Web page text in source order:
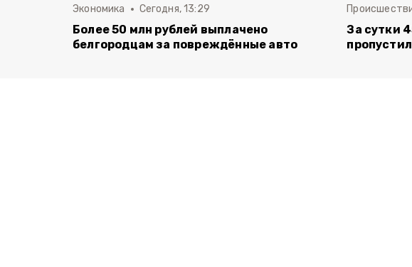
Экономика Сегодня, 13:29
Более 50 млн рублей выплачено
белгородцам за повреждённые авто
За сутки